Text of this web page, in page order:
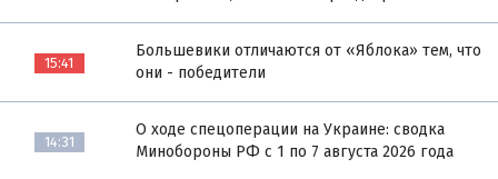
15:41
Большевики отличаются от «Яблока» тем, что
они - победители
14:31
О ходе спецоперации на Украине: сводка
Минобороны РФ с 1 по 7 августа 2026 года